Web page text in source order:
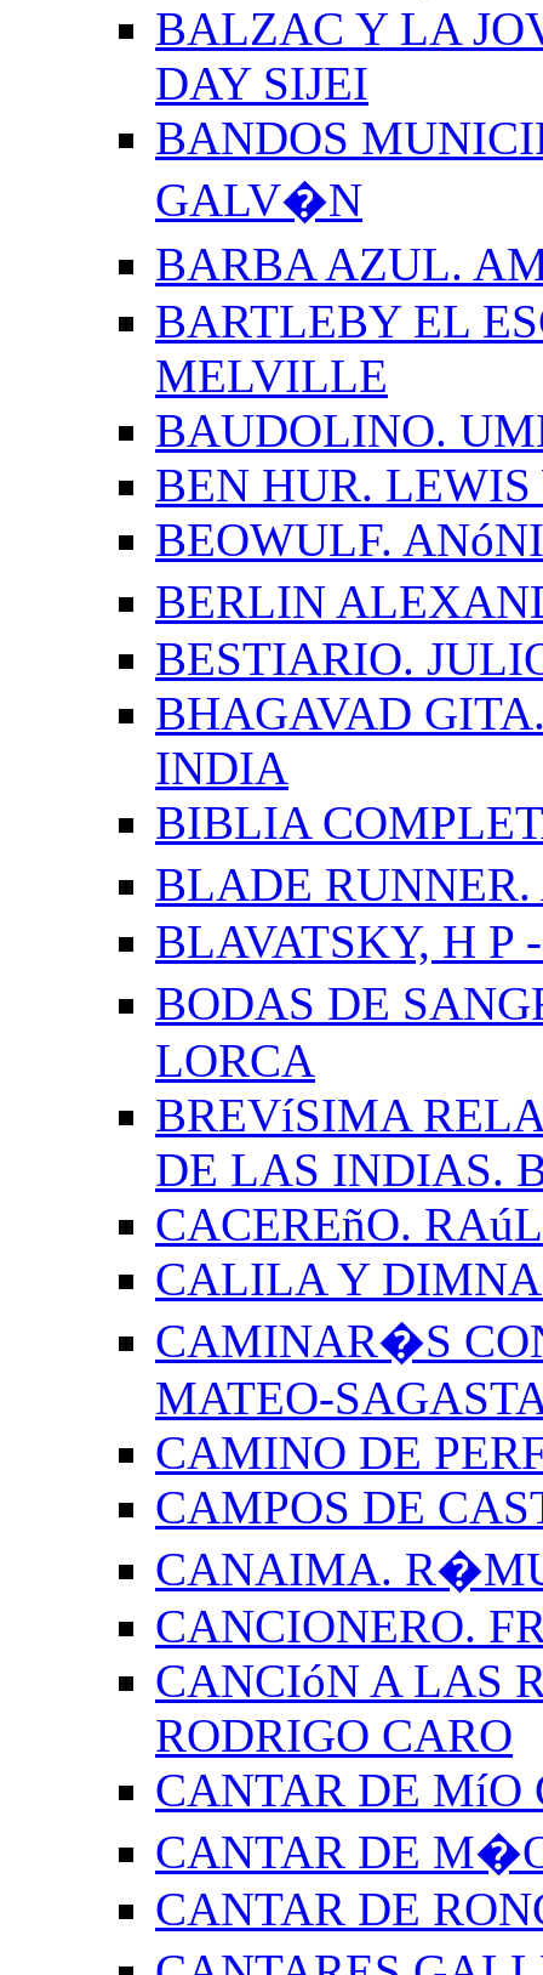
BALZAC Y LA
DAY SIJEI
BANDOS
GALV�N
BARBA AZUL.
BARTLEBY EL
MELVILLE
BAUDOLINO.
BEN HUR.
BEOWULF.
BERLIN
BESTIARIO.
BHAGAVAD
INDIA
BIBLIA
BLADE
BLAVATSKY, H P
BODAS DE
LORCA
BREVíSIMA
DE LAS INDIAS.
CACEREñO.
CALILA Y
CAMINAR�S
MATEO-
CAMINO DE
CAMPOS DE
CANAIMA.
CANCIONERO.
CANCIóN A LAS
RODRIGO CARO
CANTAR DE MíO
CANTAR DE
CANTAR DE